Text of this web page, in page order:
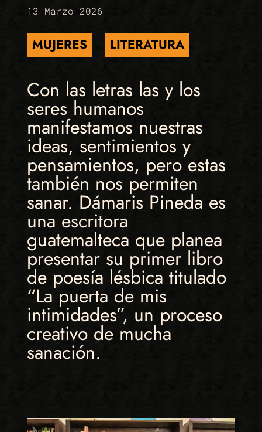
13 Marzo 2026
MUJERES LITERATURA
Con las letras las y los
seres humanos
manifestamos nuestras
ideas, sentimientos y
pensamientos, pero estas
también nos permiten
sanar. Dámaris Pineda es
una escritora
guatemalteca que planea
presentar su primer libro
de poesía lésbica titulado
“La puerta de mis
intimidades”, un proceso
creativo de mucha
sanación.